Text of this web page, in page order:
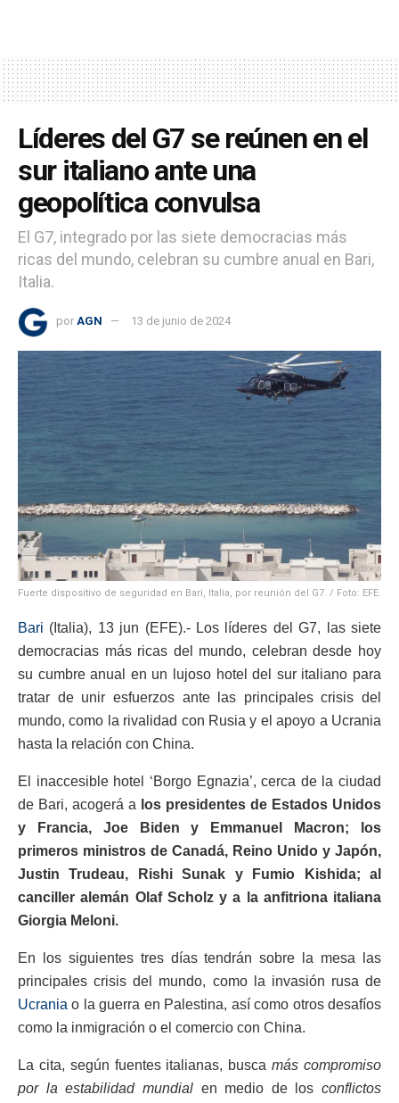
Líderes del G7 se reúnen en el
sur italiano ante una
geopolítica convulsa
El G7, integrado por las siete democracias más
ricas del mundo, celebran su cumbre anual en Bari,
Italia.
por AGN 13 de junio de 2024
Fuerte dispositivo de seguridad en Bari, Italia, por reunión del G7. / Foto: EFE.
Bari (Italia), 13 jun (EFE).- Los líderes del G7, las siete
democracias más ricas del mundo, celebran desde hoy
su cumbre anual en un lujoso hotel del sur italiano para
tratar de unir esfuerzos ante las principales crisis del
mundo, como la rivalidad con Rusia y el apoyo a Ucrania
hasta la relación con China.
El inaccesible hotel ‘Borgo Egnazia’, cerca de la ciudad
de Bari, acogerá a los presidentes de Estados Unidos
y Francia, Joe Biden y Emmanuel Macron; los
primeros ministros de Canadá, Reino Unido y Japón,
Justin Trudeau, Rishi Sunak y Fumio Kishida; al
canciller alemán Olaf Scholz y a la anfitriona italiana
Giorgia Meloni.
En los siguientes tres días tendrán sobre la mesa las
principales crisis del mundo, como la invasión rusa de
Ucrania o la guerra en Palestina, así como otros desafíos
como la inmigración o el comercio con China.
La cita, según fuentes italianas, buscamás compromiso
por la estabilidad mundialen medio de los conflictos